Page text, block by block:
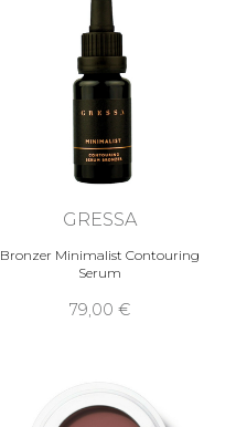
GRESSA
Bronzer Minimalist Contouring
Serum
79,00